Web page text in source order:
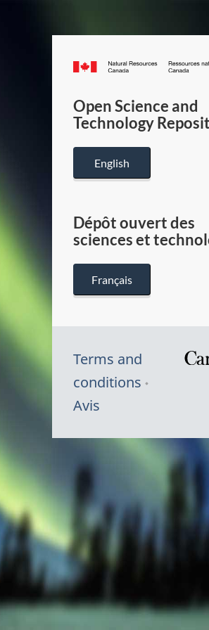
Canada.ca
Open Science and
Technology
English
Dépôt ouvert des
sciences et
Français
Terms and
conditions
Avis